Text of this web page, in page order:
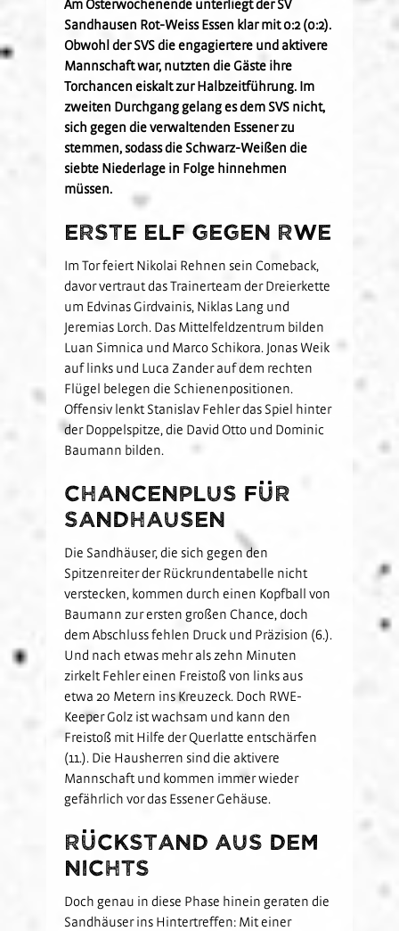
Fanclubs
Gästefans
Jetzt Mitglied werden
Nachhaltigkeit
Hast Du Nala gesehen?
Vorstand
Historie
Kids-Club
Hardtwald-Helden
Stadion am Hardtwald
Partner
Partner-Familie
Hospitality
Partner-Events
Jobs
U19
U17
U15
U14
U13
U12
Schulkooperationen
Förderverein
Am Osterwochenende unterliegt der SV
Sandhausen Rot-Weiss Essen klar mit 0:2 (0:2).
Obwohl der SVS die engagiertere und aktivere
Mannschaft war, nutzten die Gäste ihre
Torchancen eiskalt zur Halbzeitführung. Im
zweiten Durchgang gelang es dem SVS nicht,
sich gegen die verwaltenden Essener zu
stemmen, sodass die Schwarz-Weißen die
siebte Niederlage in Folge hinnehmen
müssen.
Erste Elf gegen RWE
Im Tor feiert Nikolai Rehnen sein Comeback,
davor vertraut das Trainerteam der Dreierkette
um Edvinas Girdvainis, Niklas Lang und
Jeremias Lorch. Das Mittelfeldzentrum bilden
Luan Simnica und Marco Schikora. Jonas Weik
auf links und Luca Zander auf dem rechten
Flügel belegen die Schienenpositionen.
Offensiv lenkt Stanislav Fehler das Spiel hinter
der Doppelspitze, die David Otto und Dominic
Baumann bilden.
Chancenplus für
Sandhausen
Die Sandhäuser, die sich gegen den
Spitzenreiter der Rückrundentabelle nicht
verstecken, kommen durch einen Kopfball von
Baumann zur ersten großen Chance, doch
dem Abschluss fehlen Druck und Präzision (6.).
Und nach etwas mehr als zehn Minuten
zirkelt Fehler einen Freistoß von links aus
etwa 20 Metern ins Kreuzeck. Doch RWE-
Keeper Golz ist wachsam und kann den
Freistoß mit Hilfe der Querlatte entschärfen
(11.). Die Hausherren sind die aktivere
Mannschaft und kommen immer wieder
gefährlich vor das Essener Gehäuse.
Rückstand aus dem
Nichts
Doch genau in diese Phase hinein geraten die
Sandhäuser ins Hintertreffen: Mit einer